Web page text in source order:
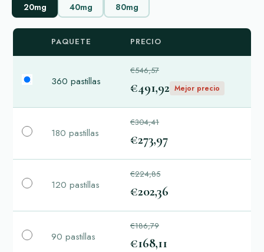
20mg 40mg 80mg
PAQUETE PRECIO
360 pastillas
€546,57
€491,92 Mejor precio
180 pastillas
€304,41
€273,97
120 pastillas
€224,85
€202,36
90 pastillas
€186,79
€168,11